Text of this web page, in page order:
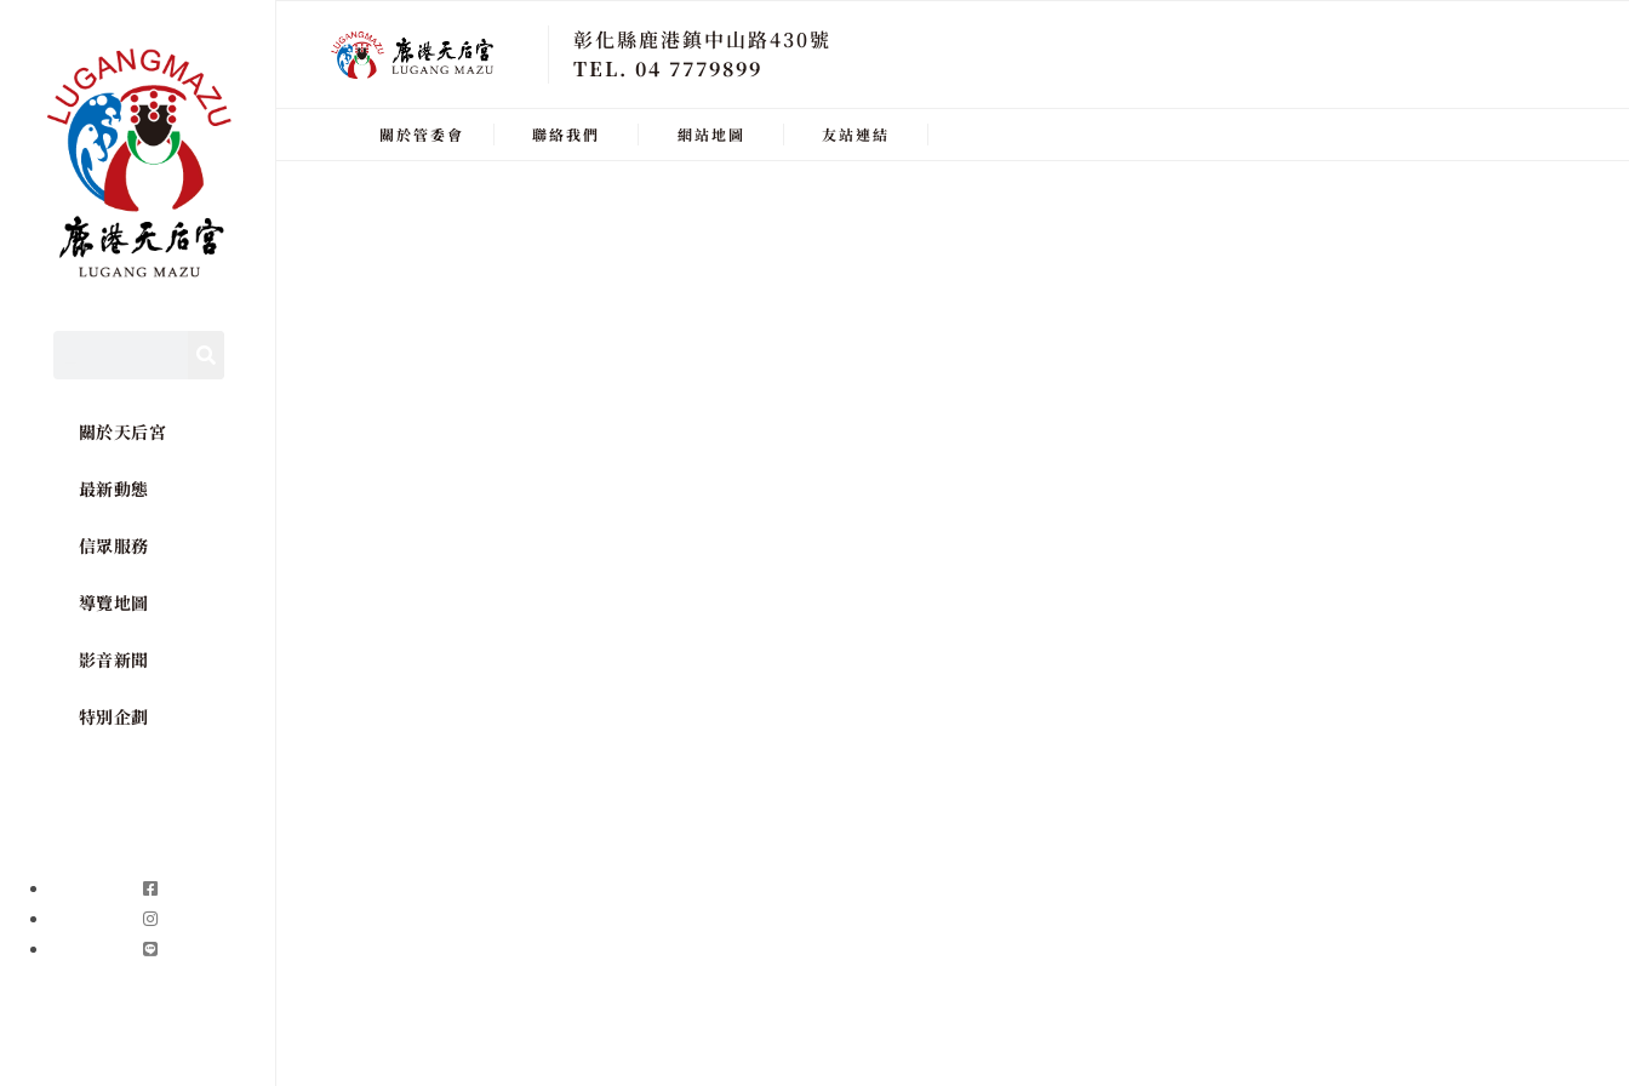
關於天后宮
最新動態
信眾服務
導覽地圖
影音新聞
特別企劃
彰化縣鹿港鎮中山路430號
TEL. 04 7779899
關於管委會 聯絡我們 網站地圖 友站連結